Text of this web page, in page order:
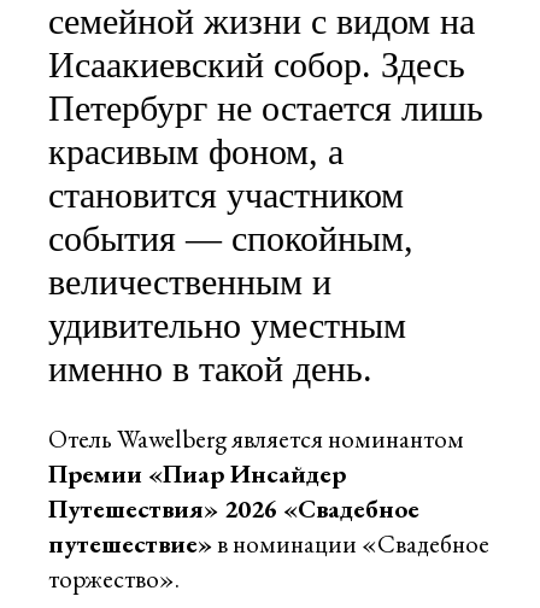
семейной жизни с видом на
Исаакиевский собор. Здесь
Петербург не остается лишь
красивым фоном, а
становится участником
события — спокойным,
величественным и
удивительно уместным
именно в такой день.
Отель Wawelberg является номинантом
Премии «Пиар Инсайдер
Путешествия» 2026 «Свадебное
путешествие»в номинации «Свадебное
торжество».